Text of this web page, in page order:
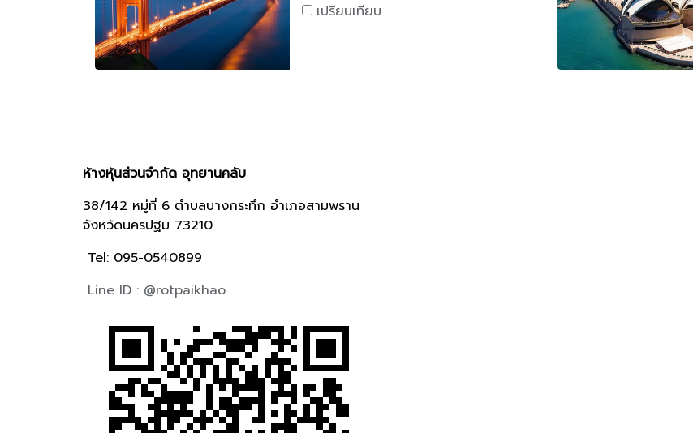
เปรียบเทียบ
ห้างหุ้นส่วนจำกัด อุทยานคลับ
38/142 หมู่ที่ 6 ตำบลบางกระทึก อำเภอสามพราน
จังหวัดนครปฐม 73210
Tel: 095-0540899
Line ID : @rotpaikhao